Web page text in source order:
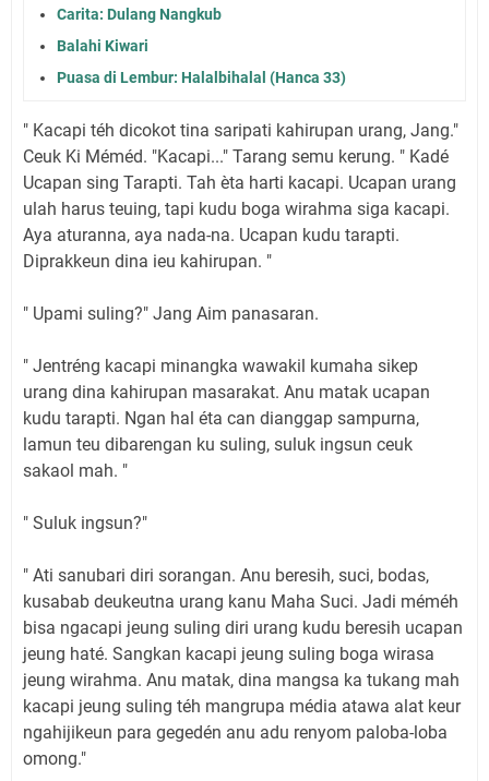
Carita: Dulang Nangkub
Balahi Kiwari
Puasa di Lembur: Halalbihalal (Hanca 33)
" Kacapi téh dicokot tina saripati kahirupan urang, Jang."
Ceuk Ki Méméd. "Kacapi..." Tarang semu kerung. " Kadé
Ucapan sing Tarapti. Tah èta harti kacapi. Ucapan urang
ulah harus teuing, tapi kudu boga wirahma siga kacapi.
Aya aturanna, aya nada-na. Ucapan kudu tarapti.
Diprakkeun dina ieu kahirupan. "
" Upami suling?" Jang Aim panasaran.
" Jentréng kacapi minangka wawakil kumaha sikep
urang dina kahirupan masarakat. Anu matak ucapan
kudu tarapti. Ngan hal éta can dianggap sampurna,
lamun teu dibarengan ku suling, suluk ingsun ceuk
sakaol mah. "
" Suluk ingsun?"
" Ati sanubari diri sorangan. Anu beresih, suci, bodas,
kusabab deukeutna urang kanu Maha Suci. Jadi méméh
bisa ngacapi jeung suling diri urang kudu beresih ucapan
jeung haté. Sangkan kacapi jeung suling boga wirasa
jeung wirahma. Anu matak, dina mangsa ka tukang mah
kacapi jeung suling téh mangrupa média atawa alat keur
ngahijikeun para gegedén anu adu renyom paloba-loba
omong."